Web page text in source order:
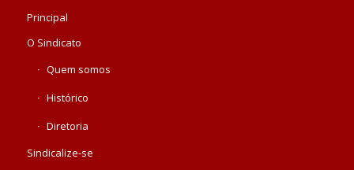
Principal
O Sindicato
Quem somos
Histórico
Diretoria
Sindicalize-se